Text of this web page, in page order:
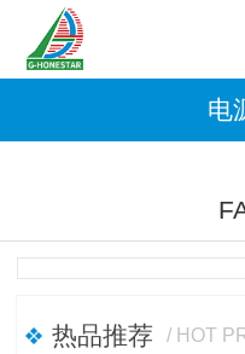
电
热品推荐 / HOT